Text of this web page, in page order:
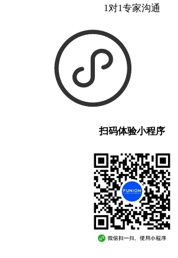
1对1专家沟通
扫码体验小程序